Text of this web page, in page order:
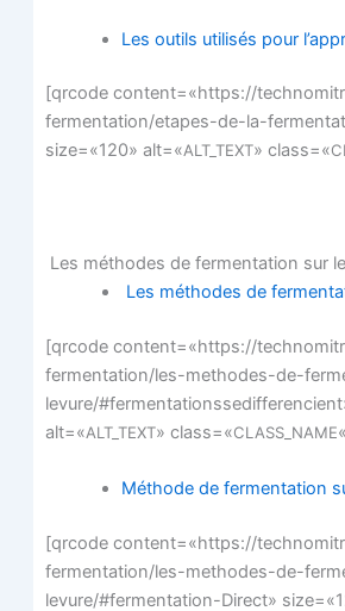
Les outils uti­li­sés pour
[qrcode content=«https://
fermentation/etapes-de-la-
size=«120» alt=«ALT_TEXT» class=«
Les méthodes de fer­men­ta­tion sur
Les méthodes de
[qrcode content=«https://
fermentation/les-methodes-de-
levure/
alt=«ALT_TEXT» class=«CLASS_NAME
Méthode de fer­men­ta­tion
[qrcode content=«https://
fermentation/les-methodes-de-
levure/#fermentation-Direct»